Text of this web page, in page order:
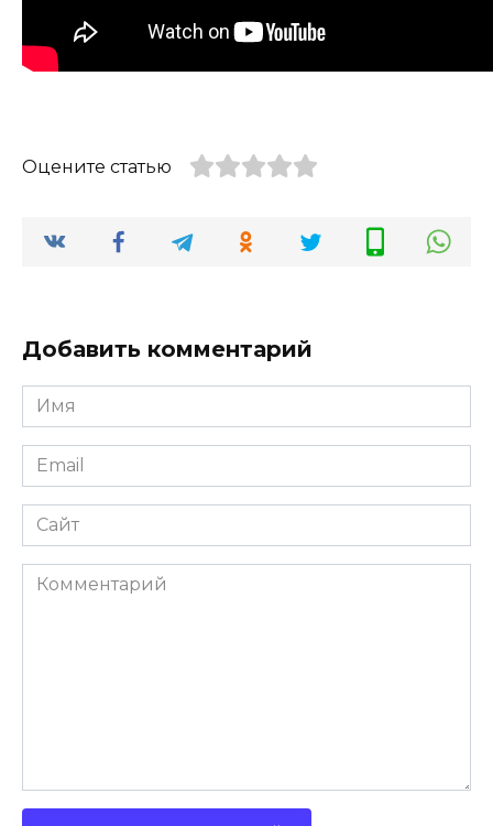
Оцените статью
Добавить комментарий
Имя
*
Email
*
Сайт
Комментарий